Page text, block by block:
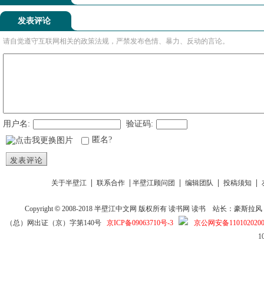
发表评论
请自觉遵守互联网相关的政策法规，严禁发布色情、暴力、反动的言论。
用户名:
验证码:
匿名?
发表评论
关于半壁江 联系合作 半壁江顾问团 编辑团队 投稿须知
Copyright © 2008-2018半壁江中文网 版权所有读书网 读书
站长：豪斯拉风
（总）网出证（京）字第140号 京ICP备09063710号-3
京公网安备